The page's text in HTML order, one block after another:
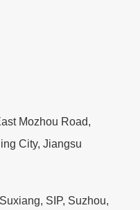
Mozhou Road,
City, Jiangsu
SIP, Suzhou,